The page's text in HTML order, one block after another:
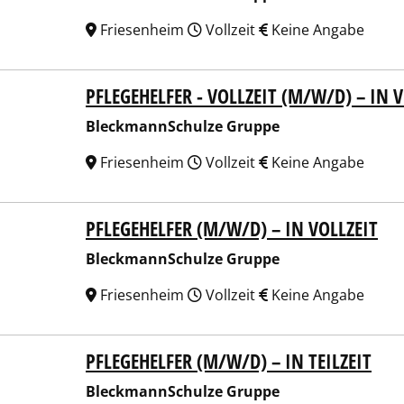
Friesenheim
Vollzeit Keine Angabe
Gruppe
PFLEGEHELFER - VOLLZEIT (M/W/D) – IN
BleckmannSchulze Gruppe
Friesenheim
Vollzeit Keine Angabe
Gruppe
PFLEGEHELFER (M/W/D) – IN VOLLZEIT
BleckmannSchulze Gruppe
Friesenheim
Vollzeit Keine Angabe
Gruppe
PFLEGEHELFER (M/W/D) – IN TEILZEIT
BleckmannSchulze Gruppe